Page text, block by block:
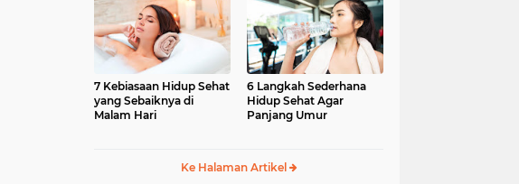
7 Kebiasaan Hidup Sehat
yang Sebaiknya di
Malam Hari
6 Langkah Sederhana
Hidup Sehat Agar
Panjang Umur
Ke Halaman Artikel